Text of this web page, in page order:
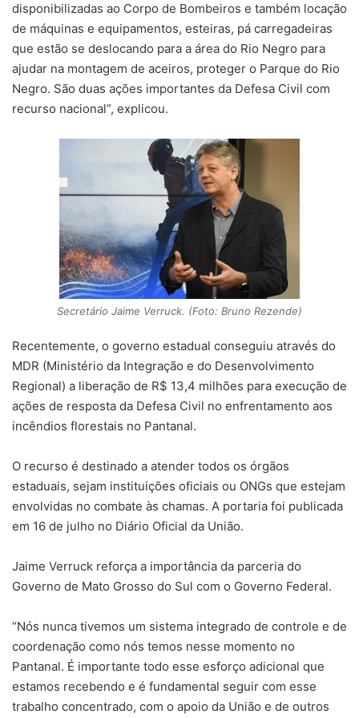
disponibilizadas ao Corpo de Bombeiros e também locação
de máquinas e equipamentos, esteiras, pá carregadeiras
que estão se deslocando para a área do Rio Negro para
ajudar na montagem de aceiros, proteger o Parque do Rio
Negro. São duas ações importantes da Defesa Civil com
recurso nacional”, explicou.
Secretário Jaime Verruck. (Foto: Bruno Rezende)
Recentemente, o governo estadual conseguiu através do
MDR (Ministério da Integração e do Desenvolvimento
Regional) a liberação de R$ 13,4 milhões para execução de
ações de resposta da Defesa Civil no enfrentamento aos
incêndios florestais no Pantanal.
O recurso é destinado a atender todos os órgãos
estaduais, sejam instituições oficiais ou ONGs que estejam
envolvidas no combate às chamas. A portaria foi publicada
em 16 de julho no Diário Oficial da União.
Jaime Verruck reforça a importância da parceria do
Governo de Mato Grosso do Sul com o Governo Federal.
“Nós nunca tivemos um sistema integrado de controle e de
coordenação como nós temos nesse momento no
Pantanal. É importante todo esse esforço adicional que
estamos recebendo e é fundamental seguir com esse
trabalho concentrado, com o apoio da União e de outros